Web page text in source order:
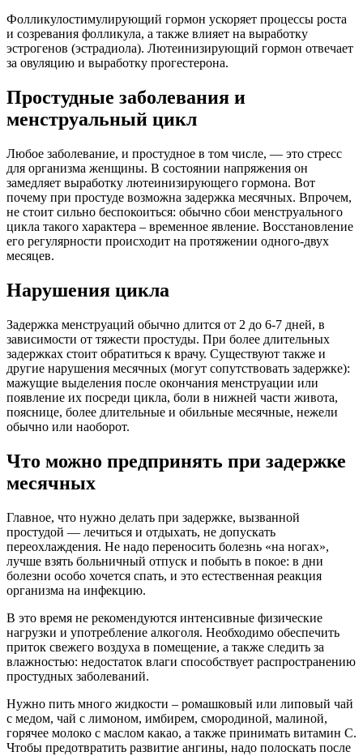
Фолликулостимулирующий гормон ускоряет процессы роста
и созревания фолликула, а также влияет на выработку
эстрогенов (эстрадиола). Лютеинизирующий гормон отвечает
за овуляцию и выработку прогестерона.
Простудные заболевания и
менструальный цикл
Любое заболевание, и простудное в том числе, — это стресс
для организма женщины. В состоянии напряжения он
замедляет выработку лютеинизирующего гормона. Вот
почему при простуде возможна задержка месячных. Впрочем,
не стоит сильно беспокоиться: обычно сбои менструального
цикла такого характера – временное явление. Восстановление
его регулярности происходит на протяжении одного-двух
месяцев.
Нарушения цикла
Задержка менструаций обычно длится от 2 до 6-7 дней, в
зависимости от тяжести простуды. При более длительных
задержках стоит обратиться к врачу. Существуют также и
другие нарушения месячных (могут сопутствовать задержке):
мажущие выделения после окончания менструации или
появление их посреди цикла, боли в нижней части живота,
пояснице, более длительные и обильные месячные, нежели
обычно или наоборот.
Что можно предпринять при задержке
месячных
Главное, что нужно делать при задержке, вызванной
простудой — лечиться и отдыхать, не допускать
переохлаждения. Не надо переносить болезнь «на ногах»,
лучше взять больничный отпуск и побыть в покое: в дни
болезни особо хочется спать, и это естественная реакция
организма на инфекцию.
В это время не рекомендуются интенсивные физические
нагрузки и употребление алкоголя. Необходимо обеспечить
приток свежего воздуха в помещение, а также следить за
влажностью: недостаток влаги способствует распространению
простудных заболеваний.
Нужно пить много жидкости – ромашковый или липовый чай
с медом, чай с лимоном, имбирем, смородиной, малиной,
горячее молоко с маслом какао, а также принимать витамин С.
Чтобы предотвратить развитие ангины, надо полоскать после